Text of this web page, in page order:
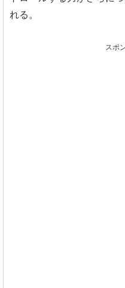
れる。
スポ